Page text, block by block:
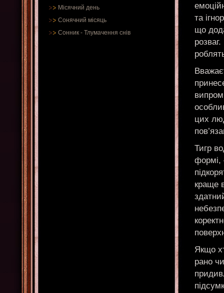
Місячний день
Сонячний місяць
Сонник - Тлумачення снів
та
що
цих
Тигр
формі,
краще
Якщо
рано